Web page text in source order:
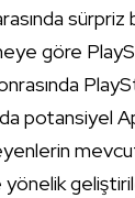
sürpriz
göre
potansiyel